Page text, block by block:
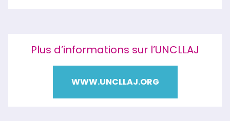
Plus d’informations sur l’UNCLLAJ
WWW.UNCLLAJ.ORG